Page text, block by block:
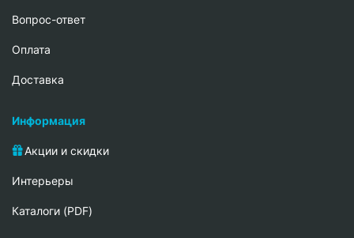
Вопрос-ответ
Oплата
Доставка
Информация
Акции и скидки
Интерьеры
Каталоги (PDF)